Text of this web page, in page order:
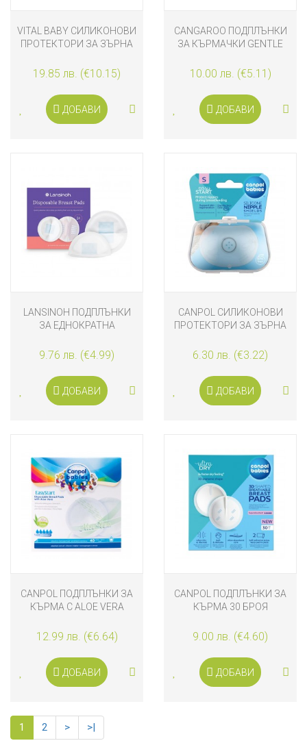
VITAL BABY СИЛИКОНОВИ
ПРОТЕКТОРИ ЗА ЗЪРНА
19.85 лв. (€10.15)
ДОБАВИ
CANGAROO ПОДПЛЪНКИ
ЗА КЪРМАЧКИ GENTLE
10.00 лв. (€5.11)
ДОБАВИ
LANSINOH ПОДПЛЪНКИ
ЗА ЕДНОКРАТНА
9.76 лв. (€4.99)
ДОБАВИ
CANPOL СИЛИКОНОВИ
ПРОТЕКТОРИ ЗА ЗЪРНА
БРОЯ
6.30 лв. (€3.22)
ДОБАВИ
CANPOL ПОДПЛЪНКИ ЗА
КЪРМА С ALOE VERA
12.99 лв. (€6.64)
ДОБАВИ
CANPOL ПОДПЛЪНКИ ЗА
КЪРМА 30 БРОЯ
9.00 лв. (€4.60)
ДОБАВИ
1 2 >
>|